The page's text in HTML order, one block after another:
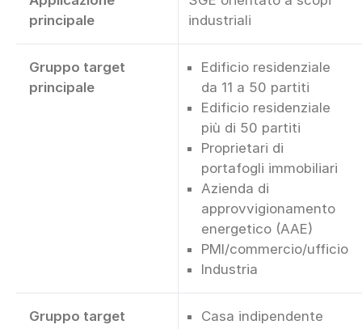
principale
industriali
Gruppo target
principale
Edificio residenziale
da 11 a 50 partiti
Edificio residenziale
più di 50 partiti
Proprietari di
portafogli immobiliari
Azienda di
approvvigionamento
energetico (AAE)
PMI/commercio/ufficio
Industria
Gruppo target
Casa indipendente